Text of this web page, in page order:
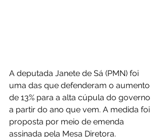
A deputada Janete de Sá (PMN) foi
uma das que defenderam o aumento
de 13% para a alta cúpula do governo
a partir do ano que vem. A medida foi
proposta por meio de emenda
assinada pela Mesa Diretora.